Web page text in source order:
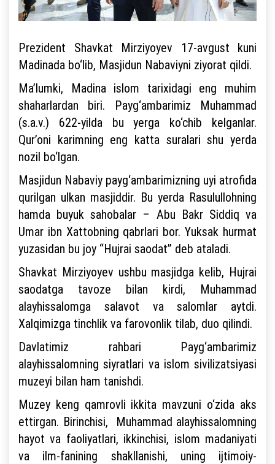
Prezident Shavkat Mirziyoyev 17-avgust kuni
Madinada bo‘lib, Masjidun Nabaviyni ziyorat qildi.
Ma’lumki, Madina islom tarixidagi eng muhim
shaharlardan biri. Payg‘ambarimiz Muhammad
(s.a.v.) 622-yilda bu yerga ko‘chib kelganlar.
Qur’oni karimning eng katta suralari shu yerda
nozil bo‘lgan.
Masjidun Nabaviy payg‘ambarimizning uyi atrofida
qurilgan ulkan masjiddir. Bu yerda Rasulullohning
hamda buyuk sahobalar – Abu Bakr Siddiq va
Umar ibn Xattobning qabrlari bor. Yuksak hurmat
yuzasidan bu joy “Hujrai saodat” deb ataladi.
Shavkat Mirziyoyev ushbu masjidga kelib, Hujrai
saodatga tavoze bilan kirdi, Muhammad
alayhissalomga salavot va salomlar aytdi.
Xalqimizga tinchlik va farovonlik tilab, duo qilindi.
Davlatimiz rahbari Payg‘ambarimiz
alayhissalomning siyratlari va islom sivilizatsiyasi
muzeyi bilan ham tanishdi.
Muzey keng qamrovli ikkita mavzuni o‘zida aks
ettirgan. Birinchisi, Muhammad alayhissalomning
hayot va faoliyatlari, ikkinchisi, islom madaniyati
va ilm-fanining shakllanishi, uning ijtimoiy-